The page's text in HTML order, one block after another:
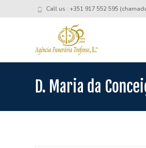
Call us : +351 917 552 595
D. Maria da